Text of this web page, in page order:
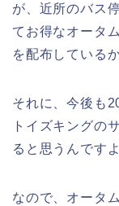
が、近所のバス
てお得なオータ
を配布している
それに、今後も
トイズキングの
ると思うんですよ
なので、オータ